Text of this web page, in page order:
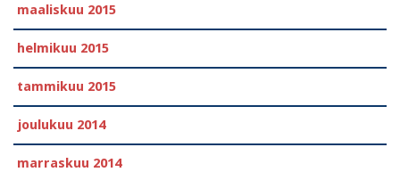
maaliskuu 2015
helmikuu 2015
tammikuu 2015
joulukuu 2014
marraskuu 2014